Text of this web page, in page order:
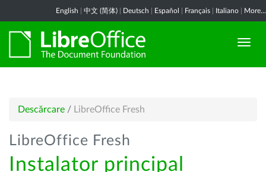
English 中文 (简体) Deutsch Español Français Italiano More...
Descărcare / LibreOffice Fresh
LibreOffice Fresh
Instalator principal